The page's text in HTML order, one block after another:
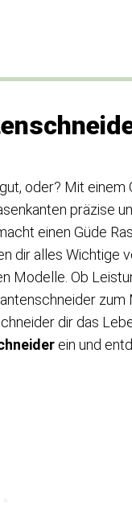
oder? Mit einem
präzise
einen Güde
dir alles Wichtige
Modelle. Ob
dir das
ein und